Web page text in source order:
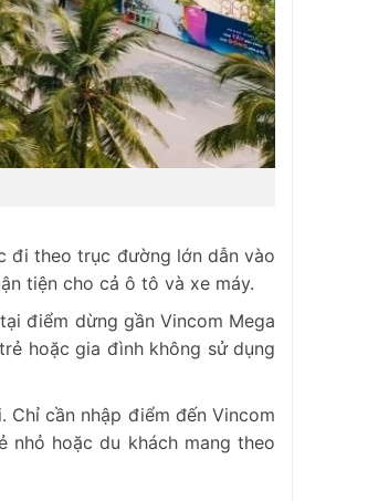
đi theo trục đường lớn dẫn vào
tiện cho cả ô tô và xe máy.
điểm dừng gần Vincom Mega
hoặc gia đình không sử dụng
Chỉ cần nhập điểm đến Vincom
nhỏ hoặc du khách mang theo